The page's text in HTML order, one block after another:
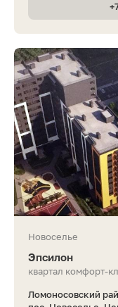
Новоселье
Эпсилон
квартал комфорт-
Ломоносовский